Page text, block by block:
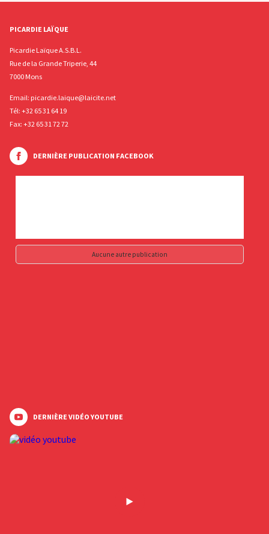
PICARDIE LAÏQUE
Picardie Laïque A.S.B.L.
Rue de la Grande Triperie, 44
7000 Mons
Email: picardie.laique@laicite.net
Tél: +32 65 31 64 19
Fax: +32 65 31 72 72
DERNIÈRE PUBLICATION FACEBOOK
Aucune autre publication
DERNIÈRE VIDÉO YOUTUBE